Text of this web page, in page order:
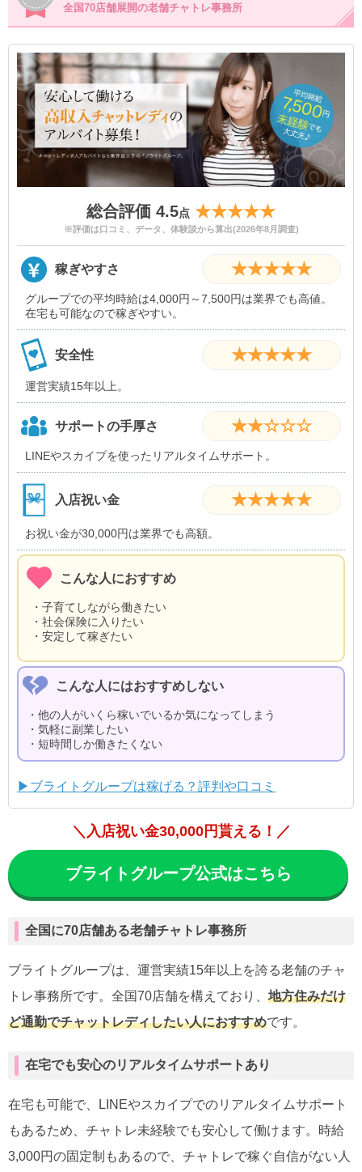
全国70店舗展開の老舗チャトレ事務所
総合評価 4.5点 ★★★★★
※評価は口コミ、データ、体験談から算出(2026年8月調査)
稼ぎやすさ ★★★★★
グループでの平均時給は4,000円～7,500円は業界でも高値。
在宅も可能なので稼ぎやすい。
安全性 ★★★★★
運営実績15年以上。
サポートの手厚さ ★★☆☆☆
LINEやスカイプを使ったリアルタイムサポート。
入店祝い金 ★★★★★
お祝い金が30,000円は業界でも高額。
こんな人におすすめ
・子育てしながら働きたい
・社会保険に入りたい
・安定して稼ぎたい
こんな人にはおすすめしない
・他の人がいくら稼いでいるか気になってしまう
・気軽に副業したい
・短時間しか働きたくない
▶ブライトグループは稼げる？評判や口コミ
＼入店祝い金30,000円貰える！／
ブライトグループ公式はこちら
全国に70店舗ある老舗チャトレ事務所
ブライトグループは、運営実績15年以上を誇る老舗のチャ
トレ事務所です。全国70店舗を構えており、 地方住みだけ
ど通勤でチャットレディしたい人におすすめです。
在宅でも安心のリアルタイムサポートあり
在宅も可能で、LINEやスカイプでのリアルタイムサポート
もあるため、チャトレ未経験でも安心して働けます。時給
3,000円の固定制もあるので、チャトレで稼ぐ自信がない人